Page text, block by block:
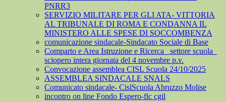
PNRR3
SERVIZIO MILITARE PER GLI ATA- VITTORIA
AL TRIBUNALE DI ROMA E CONDANNA IL
MINISTERO ALLE SPESE DI SOCCOMBENZA
comunicazione sindacale-Sindacato Sociale di Base
Comparto e Area Istruzione e Ricerca_ settore scuola_
sciopero intera giornata del 4 novembre p.v.
Convocazione assemblea CISL Scuola 24/10/2025
ASSEMBLEA SINDACALE SNALS
Comunicato sindacale- CislScuola Abruzzo Molise
incontro on line Fondo Espero-flc cgil